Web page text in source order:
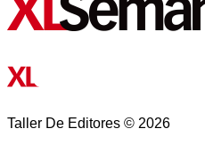
Taller De Editores © 2026